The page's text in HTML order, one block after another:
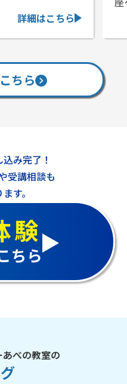
ちら
み完了！
受講相談も
す。
験
ちら
べの教室の